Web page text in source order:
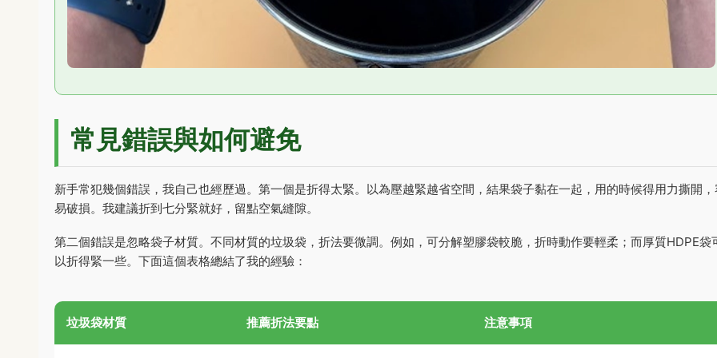
常見錯誤與如何避免
新手常犯幾個錯誤，我自己也經歷過。第一個是折得太緊。以為壓越緊越省空間，結果袋子黏在一起，用的時候得用力撕開
易破損。我建議折到七分緊就好，留點空氣縫隙。
第二個錯誤是忽略袋子材質。不同材質的垃圾袋，折法要微調。例如，可分解塑膠袋較脆，折時動作要輕柔；而厚質HDPE袋
以折得緊一些。下面這個表格總結了我的經驗：
垃圾袋材質 推薦折法要點 注意事項